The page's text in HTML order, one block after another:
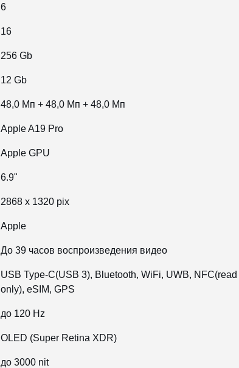
6
16
256 Gb
12 Gb
48,0 Мп + 48,0 Мп + 48,0 Мп
Apple A19 Pro
Apple GPU
6.9"
2868 x 1320 pix
Apple
До 39 часов воспроизведения видео
USB Type-C(USB 3), Bluetooth, WiFi, UWB, NFC(read
only), eSIM, GPS
до 120 Hz
OLED (Super Retina XDR)
до 3000 nit